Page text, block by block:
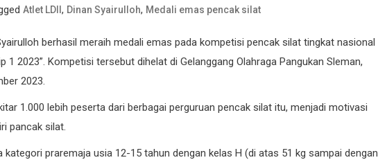
Atlet LDII , Dinan Syairulloh, Medali emas pencak silat
berhasil meraih medali emas pada kompetisi pencak silat tingkat nasional
1 2023”. Kompetisi tersebut dihelat di Gelanggang Olahraga Pangukan Sleman,
2023.
1.000 lebih peserta dari berbagai perguruan pencak silat itu, menjadi motivasi
pancak silat.
kategori praremaja usia 12-15 tahun dengan kelas H (di atas 51 kg sampai dengan